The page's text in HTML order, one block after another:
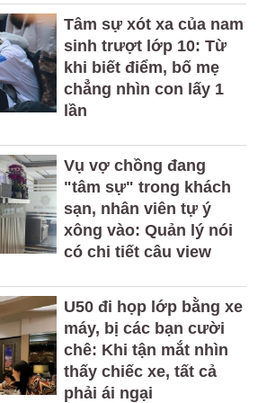
Tâm sự xót xa của nam
sinh trượt lớp 10: Từ
khi biết điểm, bố mẹ
chẳng nhìn con lấy 1
lần
Vụ vợ chồng đang
"tâm sự" trong khách
sạn, nhân viên tự ý
xông vào: Quản lý nói
có chi tiết câu view
U50 đi họp lớp bằng xe
máy, bị các bạn cười
chê: Khi tận mắt nhìn
thấy chiếc xe, tất cả
phải ái ngại